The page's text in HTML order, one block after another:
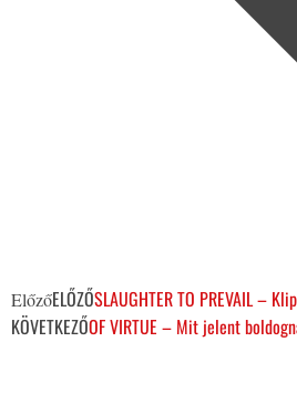
ElőzőELŐZŐSLAUGHTER TO PREVAIL –
KÖVETKEZŐOF VIRTUE – Mit jelent